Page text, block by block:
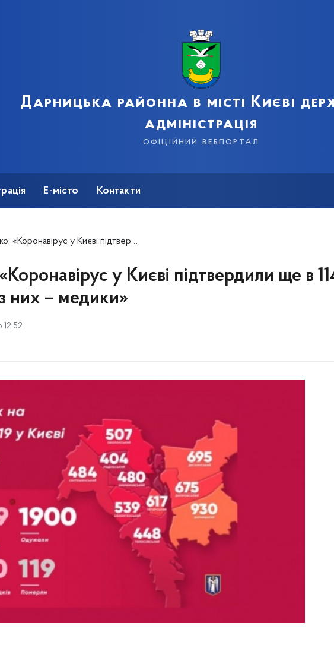
Дарницька районна в місті Києві
адміністрація
офіційний вебпортал
Е-місто Контакти
у Києві підтвердили ще в 114 людей. П’ятеро з них – медики»
у Києві підтвердили ще в
них – медики»
12:52